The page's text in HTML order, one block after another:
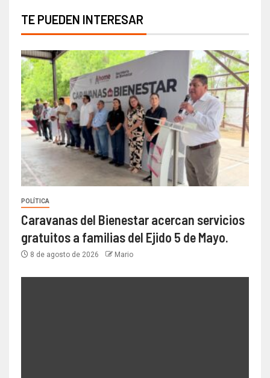
TE PUEDEN INTERESAR
POLÍTICA
Caravanas del Bienestar acercan servicios
gratuitos a familias del Ejido 5 de Mayo.
8 de agosto de 2026 Mario